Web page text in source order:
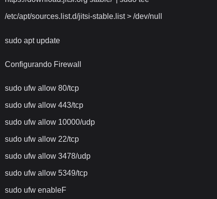
/etc/apt/sources.list.d/jitsi-stable.list > /dev/null
sudo apt update
Configurando Firewall
sudo ufw allow 80/tcp
sudo ufw allow 443/tcp
sudo ufw allow 10000/udp
sudo ufw allow 22/tcp
sudo ufw allow 3478/udp
sudo ufw allow 5349/tcp
sudo ufw enableF